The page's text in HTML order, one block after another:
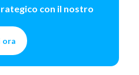
con il nostro
ora